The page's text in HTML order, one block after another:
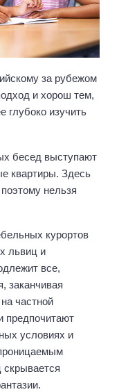
за рубежом
и хорош тем,
глубоко изучить
бесед выступают
квартиры. Здесь
нельзя
курортов
львиц и
все,
заканчивая
частной
предпочитают
условиях и
скрывается